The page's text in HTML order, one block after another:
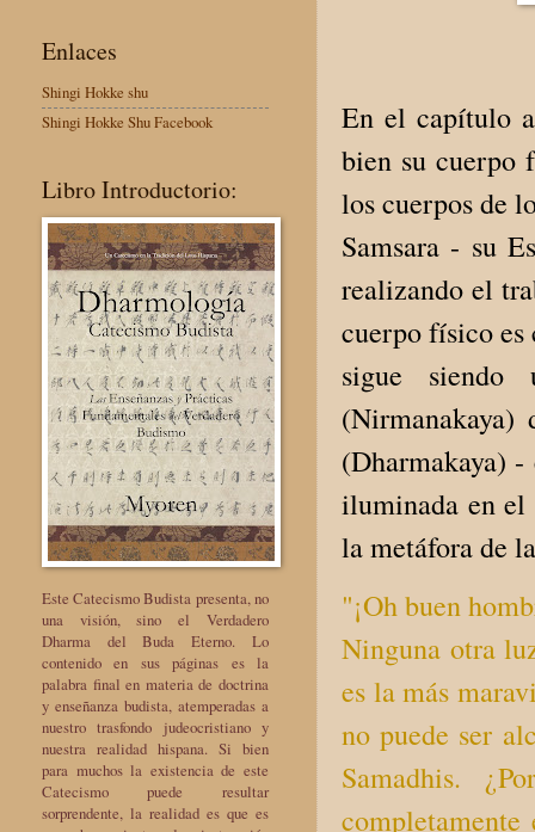
En el capítulo
bien su cuerpo
los cuerpos de
Samsara - su
realizando el
cuerpo físico es
sigue siendo
(Nirmanakaya)
(Dharmakaya)
iluminada en
la metáfora de
"¡Oh buen
Ninguna otra
es la más
no puede ser
Samadhis.
Enlaces
Shingi Hokke shu
Shingi Hokke Shu Facebook
Libro Introductorio:
Este Catecismo Budista presenta, no
una visión, sino el Verdadero
Dharma del Buda Eterno. Lo
contenido en sus páginas es la
palabra final en materia de doctrina
y enseñanza budista, atemperadas a
nuestro trasfondo judeocristiano y
nuestra realidad hispana. Si bien
para muchos la existencia de este
Catecismo puede resultar
sorprendente, la realidad es que es